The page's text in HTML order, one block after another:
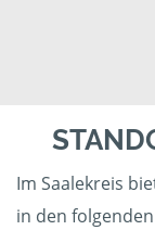
Im Saalekreis
in den